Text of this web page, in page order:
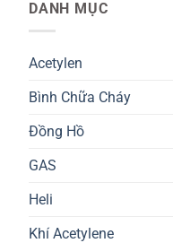
DANH MỤC
Acetylen
Bình Chữa Cháy
Đồng Hồ
GAS
Heli
Khí Acetylene